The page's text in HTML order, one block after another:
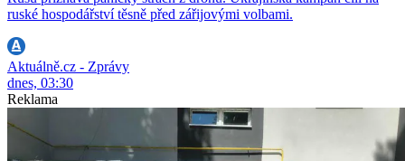
ruské hospodářství těsně před zářijovými volbami.
Aktuálně.cz - Zprávy
dnes, 03:30
Reklama